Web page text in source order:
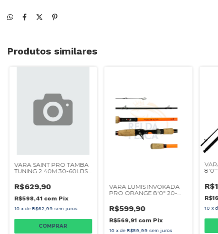
Produtos similares
VARA SAINT PRO TAMBA
TUNING 2.40M 30-60LBS
R$629,90
R$598,41 com Pix
10 xde R$62,99 sem juros
VARA LUMIS INVOKADA
PRO ORANGE 8'0" 20-
R$599,90
R$569,91 com Pix
10 xde R$59,99 sem juros
8'0''
10 x